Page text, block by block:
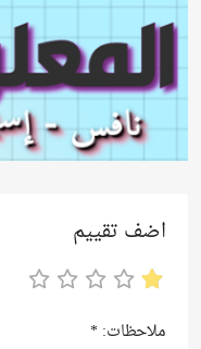
اضف تقييم
ملاحظات:*